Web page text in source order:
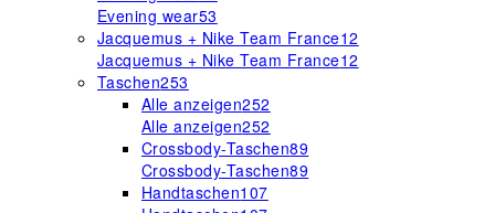
Evening wear53
Jacquemus + Nike Team France12
Jacquemus + Nike Team France12
Taschen253
Alle anzeigen252
Alle anzeigen252
Crossbody-Taschen89
Crossbody-Taschen89
Handtaschen107